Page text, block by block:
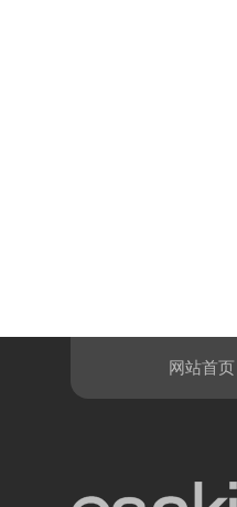
网站首页